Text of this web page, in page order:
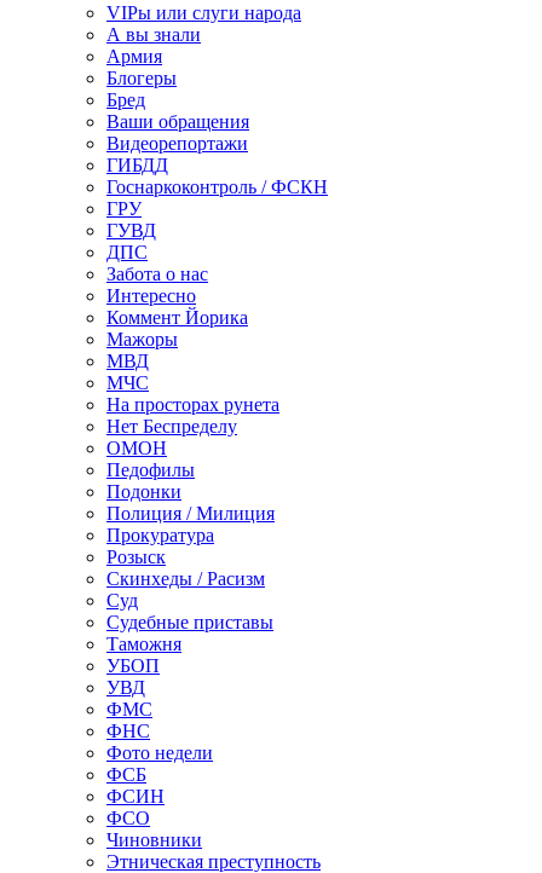
VIPы или слуги народа
А вы знали
Армия
Блогеры
Бред
Ваши обращения
Видеорепортажи
ГИБДД
Госнаркоконтроль / ФСКН
ГРУ
ГУВД
ДПС
Забота о нас
Интересно
Коммент Йорика
Мажоры
МВД
МЧС
На просторах рунета
Нет Беспределу
ОМОН
Педофилы
Подонки
Полиция / Милиция
Прокуратура
Розыск
Скинхеды / Расизм
Суд
Судебные приставы
Таможня
УБОП
УВД
ФМС
ФНС
Фото недели
ФСБ
ФСИН
ФСО
Чиновники
Этническая преступность